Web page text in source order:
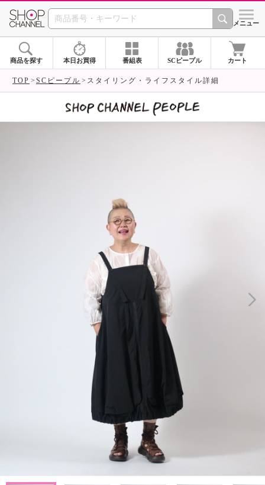
SHOP CHANNEL シメニュー
商品を探す 本日お買得 番組表 SCピープル カート
TOP SCピープル スタイリング・ライフスタイル詳細